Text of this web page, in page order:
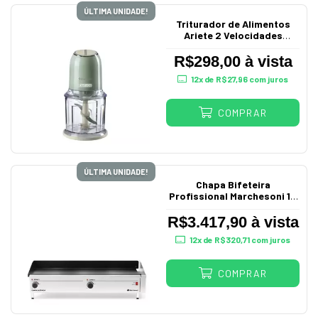
ÚLTIMA UNIDADE!
Triturador de Alimentos
Ariete 2 Velocidades
R$298,00 à vista
12x de R$27,96 com juros
COMPRAR
ÚLTIMA UNIDADE!
Chapa Bifeteira
Profissional Marchesoni 1M
Aquecimento 220v
R$3.417,90 à vista
12x de R$320,71com juros
COMPRAR